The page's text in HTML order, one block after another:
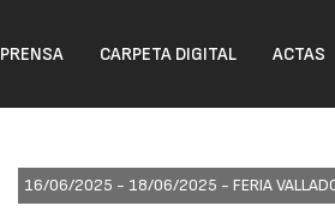
PRENSA CARPETA DIGITAL ACTAS
16/06/2025 - 18/06/2025 - FERIA